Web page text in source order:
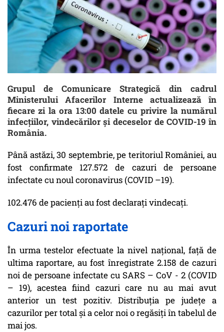
Grupul de Comunicare Strategică din cadrul
Ministerului Afacerilor Interne actualizează în
fiecare zi la ora 13:00 datele cu privire la numărul
infecțiilor, vindecărilor și deceselor de COVID-19 în
România.
Până astăzi, 30 septembrie, pe teritoriul României, au
fost confirmate 127.572 de cazuri de persoane
infectate cu noul coronavirus (COVID –19).
102.476 de pacienți au fost declarați vindecați.
Cazuri noi raportate
În urma testelor efectuate la nivel național, față de
ultima raportare, au fost înregistrate 2.158 de cazuri
noi de persoane infectate cu SARS – CoV - 2 (COVID
– 19), acestea fiind cazuri care nu au mai avut
anterior un test pozitiv. Distribuția pe județe a
cazurilor per total și a celor noi o regăsiți în tabelul de
mai jos.